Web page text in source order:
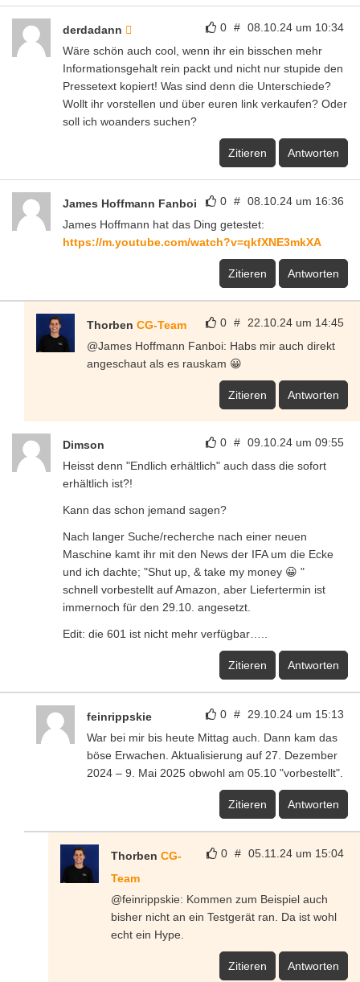
0 # 08.10.24 um 10:34
derdadann
Wäre schön auch cool, wenn ihr ein bisschen mehr
Informationsgehalt rein packt und nicht nur stupide den
Pressetext kopiert! Was sind denn die Unterschiede?
Wollt ihr vorstellen und über euren link verkaufen? Oder
soll ich woanders suchen?
Zitieren Antworten
0 # 08.10.24 um 16:36
James Hoffmann Fanboi
James Hoffmann hat das Ding getestet:
https://m.youtube.com/watch?v=qkfXNE3mkXA
Zitieren Antworten
0 # 22.10.24 um 14:45
Thorben CG-Team
@James Hoffmann Fanboi: Habs mir auch direkt
angeschaut als es rauskam 😀
Zitieren Antworten
0 # 09.10.24 um 09:55
Dimson
Heisst denn "Endlich erhältlich" auch dass die sofort
erhältlich ist?!
Kann das schon jemand sagen?
Nach langer Suche/recherche nach einer neuen
Maschine kamt ihr mit den News der IFA um die Ecke
und ich dachte; "Shut up, & take my money 😀 "
schnell vorbestellt auf Amazon, aber Liefertermin ist
immernoch für den 29.10. angesetzt.
Edit: die 601 ist nicht mehr verfügbar…..
Zitieren Antworten
0 # 29.10.24 um 15:13
feinrippskie
War bei mir bis heute Mittag auch. Dann kam das
böse Erwachen. Aktualisierung auf 27. Dezember
2024 – 9. Mai 2025 obwohl am 05.10 "vorbestellt".
Zitieren Antworten
0 # 05.11.24 um 15:04
Thorben CG-
Team
@feinrippskie: Kommen zum Beispiel auch
bisher nicht an ein Testgerät ran. Da ist wohl
echt ein Hype.
Zitieren Antworten